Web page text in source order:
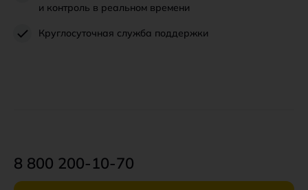
и контроль в реальном времени
Круглосуточная служба поддержки
8 800 200-10-70